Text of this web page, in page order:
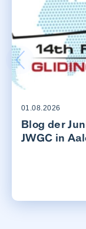
01.08.2026
Blog der
JWGC in